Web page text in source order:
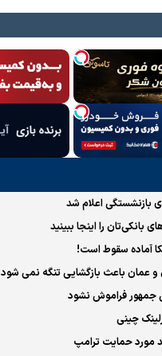
بازنشستگی اعلام شد
بانکی‌تان را اینجا ببینید
آماده سقوط است!
و عمان باعث بازگشایی تنگه نمی شود
جمهور فراموش نشود
چینی
مورد حمایت ترامپ